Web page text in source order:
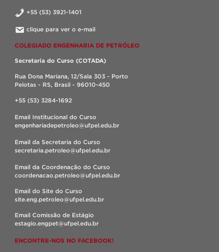
+55 (53) 3921-1401
clique para ver o e-mail
COLEGIADO ENGENHARIA DE PETRÓLEO
Secretaria do Curso (COTADA)
Rua Dona Mariana, 12/Sala 303 - Porto
Pelotas - RS, Brasil - 96010-450
+55 (53) 3284-1692
Email Institucional do Curso
engenhariadepetroleo@ufpel.edu.br
Email da Secretaria do Curso
secretaria.petroleo@ufpel.edu.br
Email da Coordenação do Curso
coordenacao.petroleo@ufpel.edu.br
Email do Site do Curso
site.eng.petroleo@ufpel.edu.br
Email Comissão de Estágio
estagio.engpet@ufpel.edu.br
ENCONTRE-NOS NO FACEBOOK!